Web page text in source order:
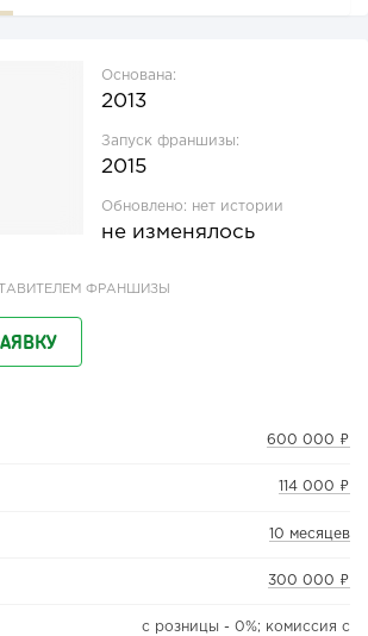
Основана:
2013
Запуск франшизы:
2015
Обновлено: нет истории
не изменялось
ФРАНШИЗЫ
600 000 ₽
114 000 ₽
10 месяцев
300 000 ₽
с розницы - 0%; комиссия с